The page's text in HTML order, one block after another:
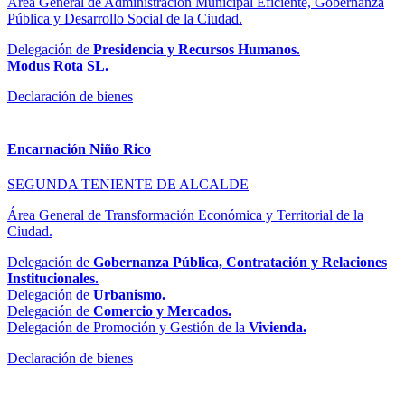
Pública y Desarrollo Social de la Ciudad.
Delegación de Presidencia y Recursos Humanos.
Modus Rota SL.
Declaración de bienes
Encarnación Niño Rico
SEGUNDA TENIENTE DE ALCALDE
Área General de Transformación Económica y Territorial de la
Ciudad.
Delegación de Gobernanza Pública, Contratación y Relaciones
Institucionales.
Delegación de Urbanismo.
Delegación de Comercio y Mercados.
Delegación de Promoción y Gestión de la Vivienda.
Declaración de bienes